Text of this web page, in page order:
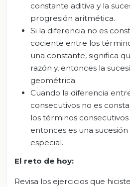
constante aditiva y la
progresión aritmética.
Si la diferencia no es
cociente entre los
una constante, significa
razón y, entonces la
geométrica.
Cuando la diferencia
consecutivos no es
los términos
entonces es una
especial.
El reto de hoy:
Revisa los ejercicios que